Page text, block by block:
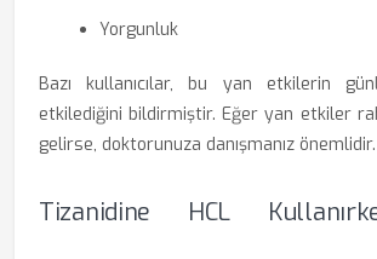
Yorgunluk
Bazı kullanıcılar, bu yan etkilerin
etkilediğini bildirmiştir. Eğer yan etkiler
gelirse, doktorunuza danışmanız önemlidir.
Tizanidine HCL